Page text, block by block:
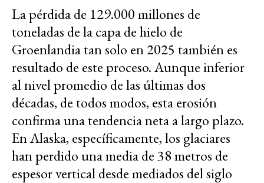
La pérdida de 129.000 millones de
toneladas de la capa de hielo de
Groenlandia tan solo en 2025 también es
resultado de este proceso. Aunque inferior
al nivel promedio de las últimas dos
décadas, de todos modos, esta erosión
confirma una tendencia neta a largo plazo.
En Alaska, específicamente, los glaciares
han perdido una media de 38 metros de
espesor vertical desde mediados del siglo